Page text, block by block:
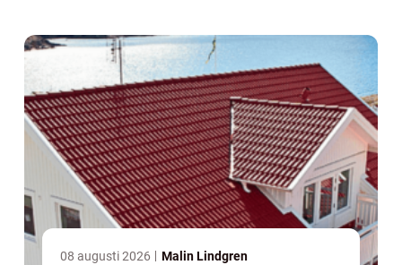
08 augusti 2026 Malin Lindgren